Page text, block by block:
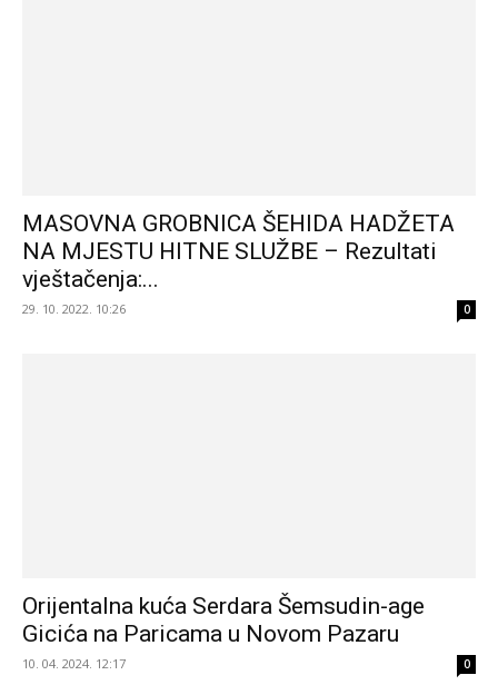
MASOVNA GROBNICA ŠEHIDA HADŽETA
NA MJESTU HITNE SLUŽBE – Rezultati
vještačenja:...
29. 10. 2022. 10:26 0
Orijentalna kuća Serdara Šemsudin-age
Gicića na Paricama u Novom Pazaru
10. 04. 2024. 12:17 0